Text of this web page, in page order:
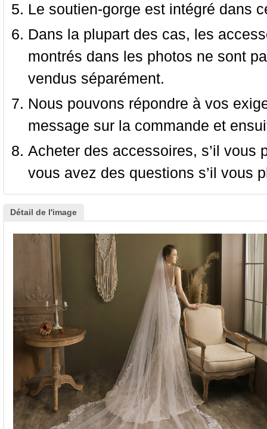
Le soutien-gorge est intégré dans
Dans la plupart des cas, les
montrés dans les photos ne sont
vendus séparément.
Nous pouvons répondre à vos
message sur la commande et
Acheter des accessoires, s’il
vous avez des questions s’il vous
Détail de l'image